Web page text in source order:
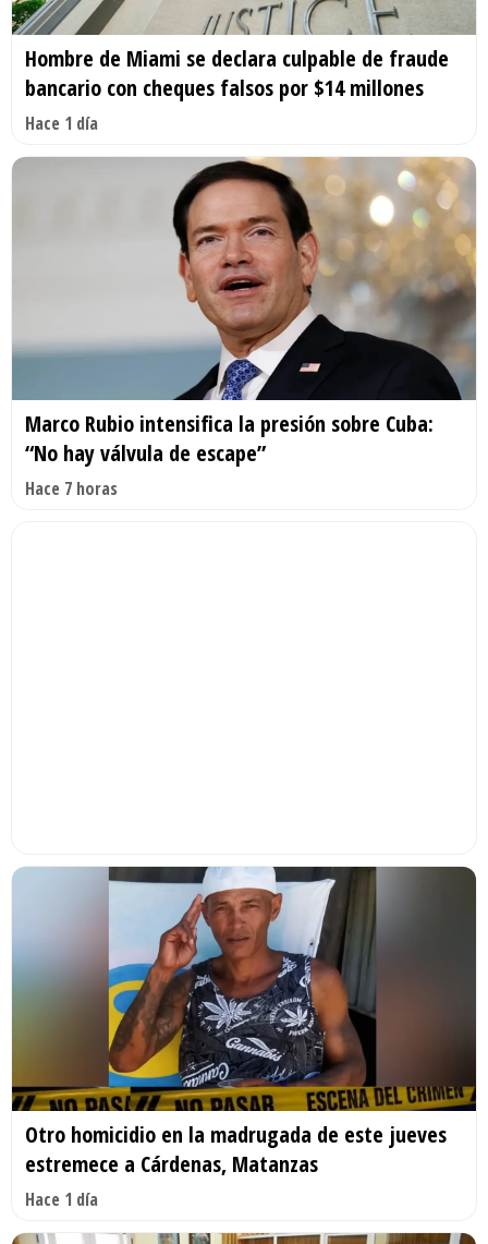
Hombre de Miami se declara culpable de fraude
bancario con cheques falsos por $14 millones
Hace 1 día
Marco Rubio intensifica la presión sobre Cuba:
“No hay válvula de escape”
Hace 7 horas
Otro homicidio en la madrugada de este jueves
estremece a Cárdenas, Matanzas
Hace 1 día